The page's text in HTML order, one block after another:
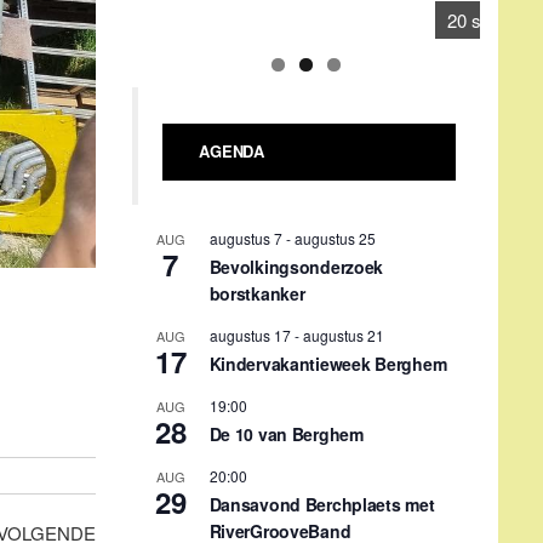
Volgend
20
AGENDA
AUG
7
augustus 7-augustus 25
Bevolkingsonderzoek
borstkanker
AUG
17
augustus 17-augustus 21
Kindervakantieweek Berghem
AUG
28
19:00
De 10 van Berghem
AUG
29
20:00
Dansavond Berchplaets met
RiverGrooveBand